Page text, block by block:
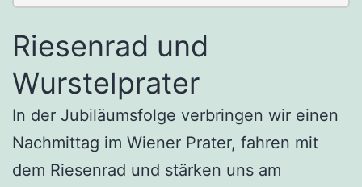
Riesenrad und
Wurstelprater
In der Jubiläumsfolge verbringen wir einen
Nachmittag im Wiener Prater, fahren mit
dem Riesenrad und stärken uns am